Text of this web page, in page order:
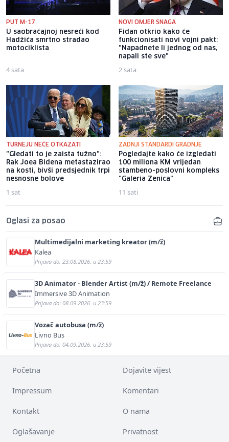
PUT M-17
U saobraćajnoj nesreći kod
Hadžića smrtno stradao
motociklista
4 sata
NOVI OMJER SNAGA
Fidan otkrio kako će
funkcionisati novi vojni pakt:
"Napadnete li jednog od nas,
napali ste sve"
2 sata
TURNEJU NEĆE OTKAZATI
"Gledati to je zaista tužno":
Rak Joea Bidena metastazirao
na kosti, bivši predsjednik trpi
nesnosne bolove
1 sat
ZADNJI STANDARDI GRADNJE
Pogledajte kako će izgledati
100 miliona KM vrijedan
stambeno-poslovni kompleks
"Galeria Zenica"
11 sati
Oglasi za posao
Multimedijalni marketing kreator (m/ž)
Kalea
Prijava do: 23.08.2026. u 23:59
3D Animator - Blender Artist (m/ž) / Remote Freelance
Immersive 3D Animation
Prijava do: 08.09.2026. u 23:59
Vozač autobusa (m/ž)
Livno Bus
Prijava do: 04.09.2026. u 23:59
Početna Dojavite vijest
Impressum Komentari
Kontakt O nama
Oglašavanje Privatnost